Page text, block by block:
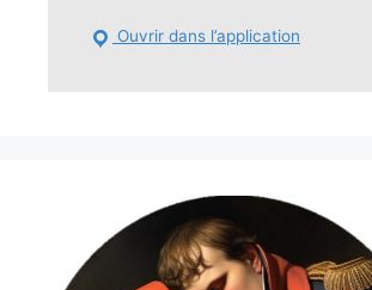
Ouvrir dans l’application